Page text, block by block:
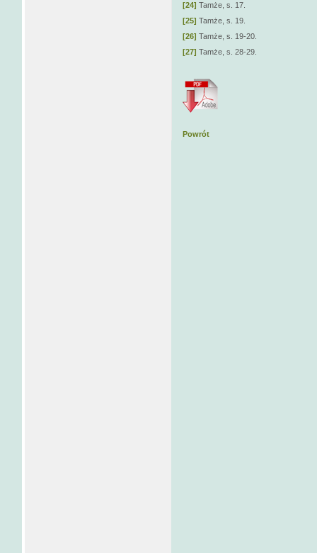
[24] Tamże, s. 17.
[25] Tamże, s. 19.
[26] Tamże, s. 19-20.
[27] Tamże, s. 28-29.
Powrót